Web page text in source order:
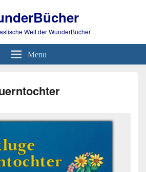
Welt der WunderBücher
Menu